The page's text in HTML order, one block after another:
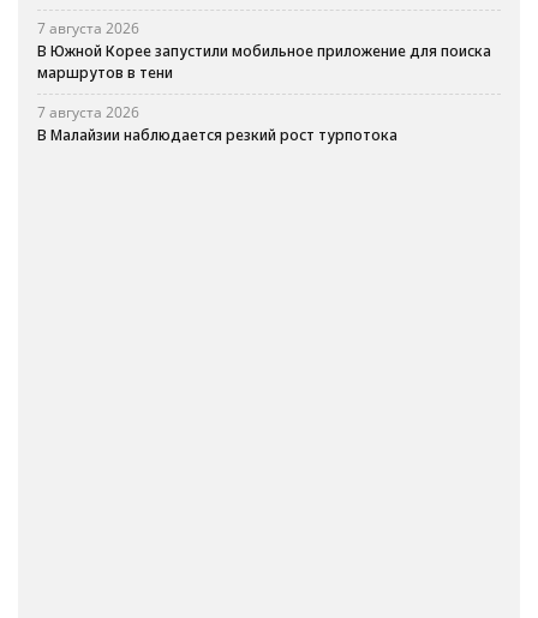
7 августа 2026
В Южной Корее запустили мобильное приложение для поиска
маршрутов в тени
7 августа 2026
В Малайзии наблюдается резкий рост турпотока